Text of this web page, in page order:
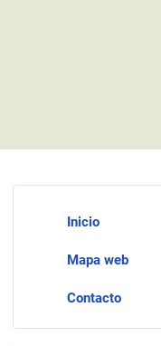
Inicio
Mapa web
Contacto